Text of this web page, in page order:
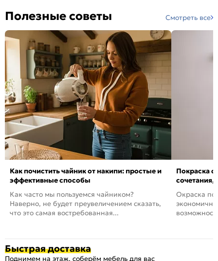
Полезные советы Смотреть все
Как почистить чайник от накипи: простые и
эффективные способы
Как часто мы пользуемся чайником?
Наверно, не будет преувеличением сказать,
что это самая востребованная...
Покраска
сочетания,
Окраска
Быстрая доставка
Поднимем на этаж, соберём мебель для вас